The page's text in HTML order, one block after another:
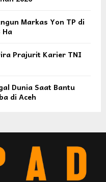
Markas Yon TP di
Ha
Prajurit Karier TNI
Dunia Saat Bantu
di Aceh